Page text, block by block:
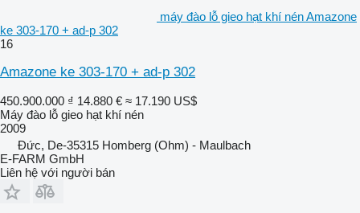
máy đào lỗ gieo hạt khí nén Amazone
ke 303-170 + ad-p 302
16
Amazone ke 303-170 + ad-p 302
450.900.000 ₫ 14.880 € ≈ 17.190 US$
Máy đào lỗ gieo hạt khí nén
2009
Đức, De-35315 Homberg (Ohm) - Maulbach
E-FARM GmbH
Liên hệ với người bán